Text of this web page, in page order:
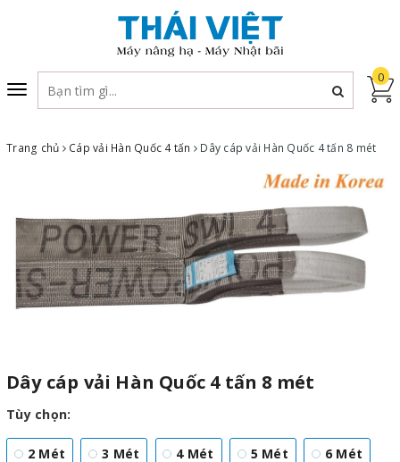
Toggle
navigation
0
Trang chủ Cáp vải Hàn Quốc 4 tấn Dây cáp vải Hàn Quốc 4 tấn 8 mét
Dây cáp vải Hàn Quốc 4 tấn 8 mét
Tùy chọn:
2 Mét
3 Mét
4 Mét
5 Mét
6 Mét